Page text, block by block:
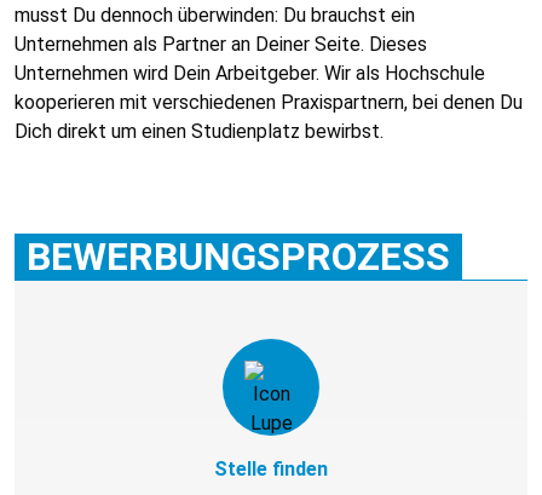
musst Du dennoch überwinden: Du brauchst ein
Unternehmen als Partner an Deiner Seite. Dieses
Unternehmen wird Dein Arbeitgeber. Wir als Hochschule
kooperieren mit verschiedenen Praxispartnern, bei denen Du
Dich direkt um einen Studienplatz bewirbst.
BEWERBUNGSPROZESS
Stelle finden